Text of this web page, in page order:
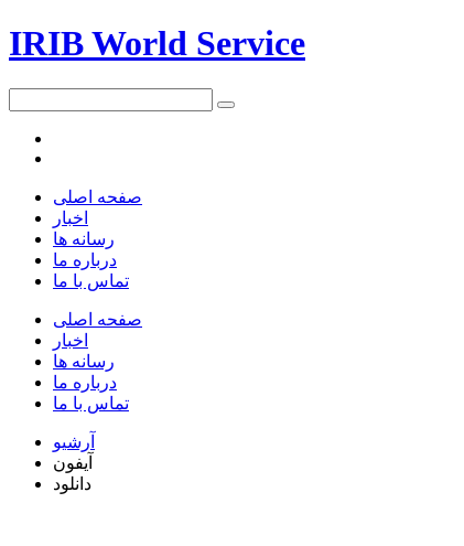
IRIB World Service
صفحه اصلی
اخبار
رسانه ها
درباره ما
تماس با ما
صفحه اصلی
اخبار
رسانه ها
درباره ما
تماس با ما
آرشیو
آیفون
دانلود